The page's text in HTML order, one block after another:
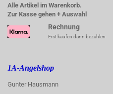
Alle Artikel im Warenkorb.
Zur Kasse gehen + Auswahl
Rechnung
Erst kaufen dann bezahlen
1A-Angelshop
Gunter Hausmann